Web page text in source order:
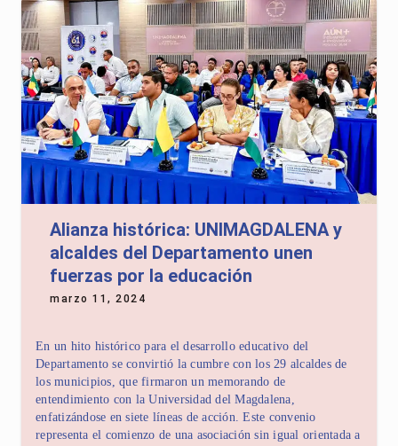
Alianza histórica: UNIMAGDALENA y
alcaldes del Departamento unen
fuerzas por la educación
marzo 11, 2024
En un hito histórico para el desarrollo educativo del
Departamento se convirtió la cumbre con los 29 alcaldes de
los municipios, que firmaron un memorando de
entendimiento con la Universidad del Magdalena,
enfatizándose en siete líneas de acción. Este convenio
representa el comienzo de una asociación sin igual orientada a